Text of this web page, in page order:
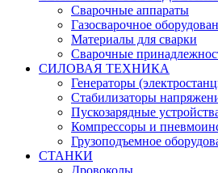
Сварочные аппараты
Газосварочное
Материалы для сварки
Сварочные
СИЛОВАЯ ТЕХНИКА
Генераторы
Стабилизаторы
Пускозарядные
Компрессоры и
Грузоподъемное
СТАНКИ
Дровоколы